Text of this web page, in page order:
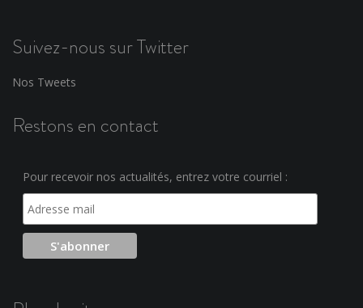
Suivez-nous sur Twitter
Nos Tweets
Restons en contact
Pour recevoir nos actualités, entrez votre courriel :